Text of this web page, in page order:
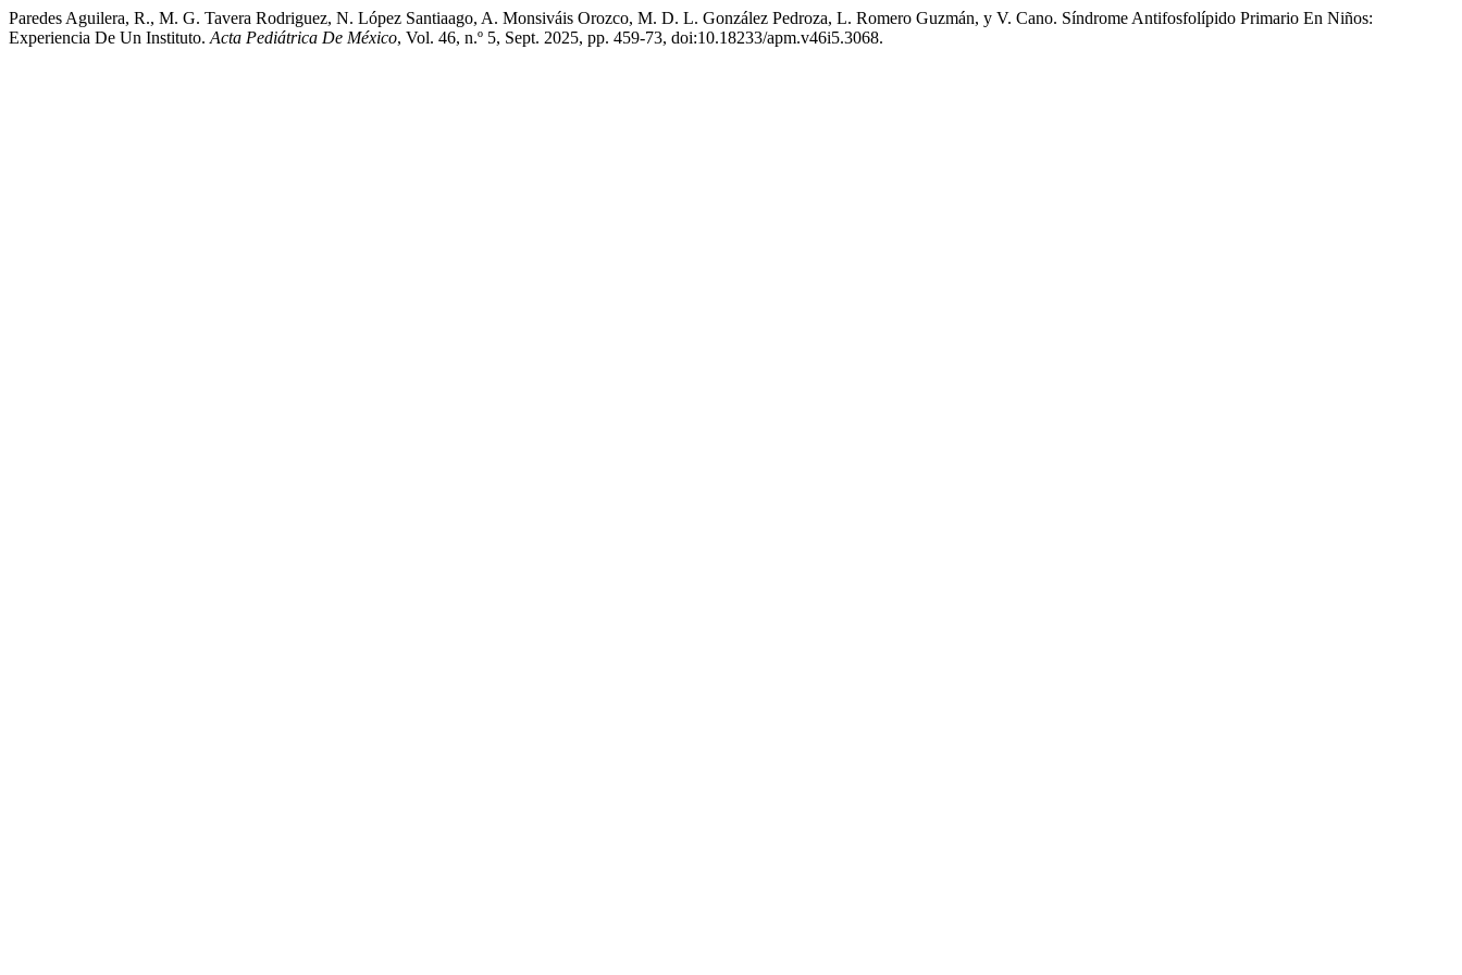
Paredes Aguilera, R., M. G. Tavera Rodriguez, N. López Santiaago, A. Monsiváis Orozco, M. D. L. González Pedroza, L. Romero Guzmán, y V. Cano. Síndrome Antifosfolípido Primario En Niños:
Experiencia De Un Instituto. Acta Pediátrica De México, Vol. 46, n.º 5, Sept. 2025, pp. 459-73, doi:10.18233/apm.v46i5.3068.